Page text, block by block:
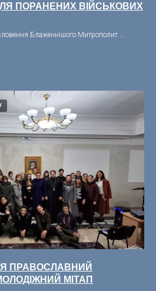
ПОРАНЕНИХ ВІЙСЬКОВИХ
Блаженнішого Митрополит ...
ПРАВОСЛАВНИЙ
МІТАП